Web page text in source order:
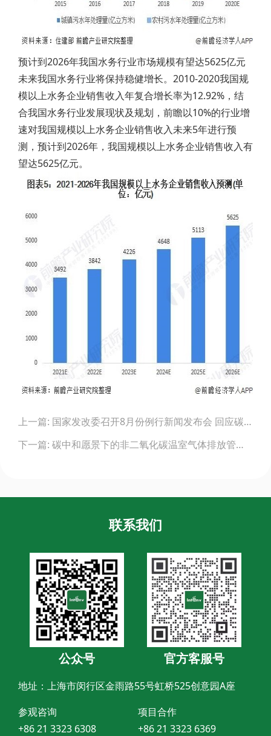
预计到2026年我国水务行业市场规模有望达5625亿元
未来我国水务行业将保持稳健增长。2010-2020我国规
模以上水务企业销售收入年复合增长率为12.92%，结
合我国水务行业发展现状及规划，前瞻以10%的行业增
速对我国规模以上水务企业销售收入未来5年进行预
测，预计到2026年，我国规模以上水务企业销售收入有
望达5625亿元。
navigation
上一篇: 国家发改委召开8月份例行新闻发布会 回应碳中和、“两高”等问题
下一篇: 碳中和愿景下的非二氧化碳温室气体排放管控对策建议
联系我们
公众号 官方客服号
地址：上海市闵行区金雨路55号虹桥525创意园A座
参观咨询
+86 21 3323 6308
项目合作
+86 21 3323 6369